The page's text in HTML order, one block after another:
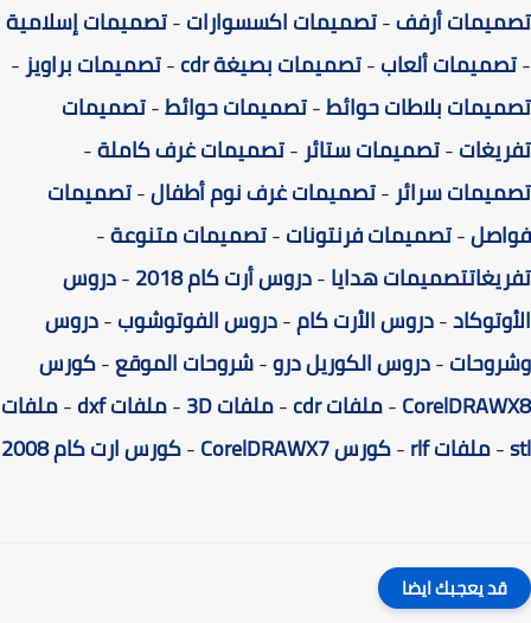
أرفف-تصميمات اكسسوارات-تصميمات إسلامية
ألعاب-تصميمات بصيغة cdr -تصميمات براويز-
بلاطات حوائط-تصميمات حوائط-تصميمات
-تصميمات ستائر- تصميمات غرف كاملة-
سرائر- تصميمات غرف نوم أطفال-تصميمات
-تصميمات فرنتونات-تصميمات متنوعة-
تصميمات هدايا-دروس أرت كام 2018 -دروس
-دروس الأرت كام-دروس الفوتوشوب-دروس
-دروس الكوريل درو-شروحات الموقع-كورس
-ملفات cdr -ملفات 3D -ملفات dxf -ملفات
-ملفات rlf -كورس CorelDRAWX7 -كورس ارت كام 2008
قد يعجبك ايضا